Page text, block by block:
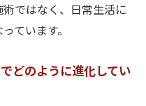
ではなく、日常生活に
ています。
どのように進化してい